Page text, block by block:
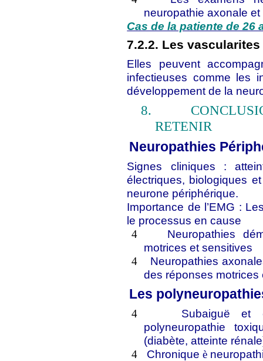
neuropathie axonale
Cas de la patiente de 26
7.2.2. Les
Elles peuvent
infectieuses comme les
développement de la
8.
RETENIR
Neuropathies
Signes cliniques :
électriques, biologiques
neurone périphérique.
Importance de l’EMG :
le processus en cause
4
Neuropathies
motrices et sensitives
4
Neuropathies
des réponses motrices
Les
4
Subaiguë et
polyneuropathie
(diabète, atteinte
4 Chroniqueè